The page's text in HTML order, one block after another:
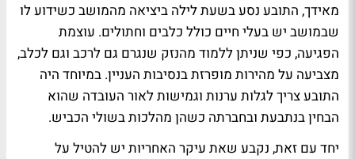
מאידך, התובע נסע בשעת לילה ביציאה מהמושב כשידוע לו
שבמושב יש בעלי חיים כולל כלבים וחתולים. עוצמת
הפגיעה, כפי שניתן ללמוד מהנזק שנגרם גם לרכב וגם לכלב,
מצביעה על מהירות מופרזת בנסיבות העניין. במיוחד היה
התובע צריך לגלות ערנות וגמישות לאור העובדה שהוא
הבחין בנתבעת ובחברתה כשהן מהלכות בשולי הכביש.
יחד עם זאת, נקבע שאת עיקר האחריות יש להטיל על